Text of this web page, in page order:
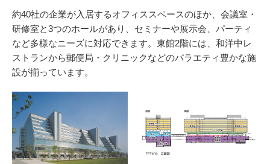
約40社の企業が入居するオフィススペースのほか、会議室・
研修室と3つのホールがあり、セミナーや展示会、パーティ
など多様なニーズに対応できます。東館2階には、和洋中レ
ストランから郵便局・クリニックなどのバラエティ豊かな施
設が揃っています。